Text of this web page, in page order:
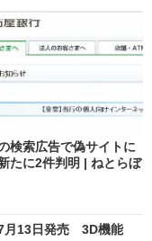
検索広告で偽サイトに
たに2件判明 | ねとらぼ
月13日発売 3D機能